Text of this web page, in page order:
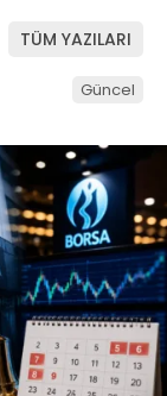
TÜM YAZILARI
Güncel